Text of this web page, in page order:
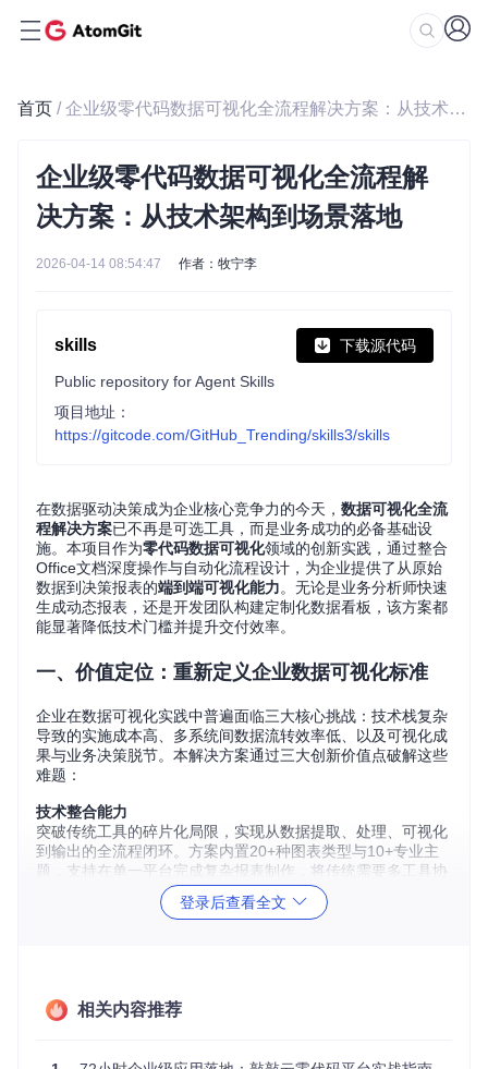
首页 / 企业级零代码数据可视化全流程解决方案：从技术架构到场景落地
企业级零代码数据可视化全流程解
决方案：从技术架构到场景落地
2026-04-14 08:54:47 作者：牧宁李
skills 下载源代码
Public repository for Agent Skills
项目地址：
https://gitcode.com/GitHub_Trending/skills3/skills
在数据驱动决策成为企业核心竞争力的今天， 数据可视化全流
程解决方案已不再是可选工具，而是业务成功的必备基础设
施。本项目作为零代码数据可视化领域的创新实践，通过整合
Office文档深度操作与自动化流程设计，为企业提供了从原始
数据到决策报表的端到端可视化能力。无论是业务分析师快速
生成动态报表，还是开发团队构建定制化数据看板，该方案都
能显著降低技术门槛并提升交付效率。
一、价值定位：重新定义企业数据可视化标准
企业在数据可视化实践中普遍面临三大核心挑战：技术栈复杂
导致的实施成本高、多系统间数据流转效率低、以及可视化成
果与业务决策脱节。本解决方案通过三大创新价值点破解这些
难题：
技术整合能力
突破传统工具的碎片化局限，实现从数据提取、处理、可视化
到输出的全流程闭环。方案内置20+种图表类型与10+专业主
题，支持在单一平台完成复杂报表制作，将传统需要多工具协
作的流程压缩80%以上。
操作。
深度集成文档权限管理与数据脱敏机制，所有操作符合ISO 27
登录后查看全文
相关内容推荐